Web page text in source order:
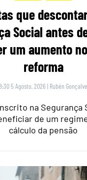
que
Social antes
um aumento
reforma
5 Agosto, 2026 | Rubén
na Segurança
de um
cálculo da pensão